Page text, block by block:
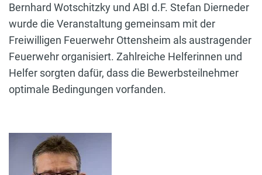
Bernhard Wotschitzky und ABI d.F. Stefan Dierneder
wurde die Veranstaltung gemeinsam mit der
Freiwilligen Feuerwehr Ottensheim als austragender
Feuerwehr organisiert. Zahlreiche Helferinnen und
Helfer sorgten dafür, dass die Bewerbsteilnehmer
optimale Bedingungen vorfanden.